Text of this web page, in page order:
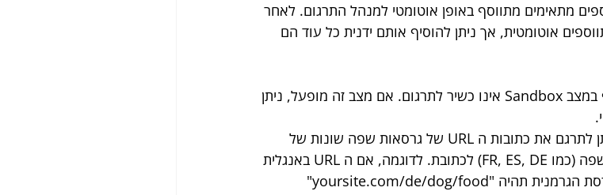
מתאימים מתווסף באופן אוטומטי למנהל התרגום. לאחר
אוטומטית, אך ניתן להוסיף אותם ידנית כל עוד הם
: תוכן שנמצא באוסף במצב Sandbox אינו כשיר לתרגום. אם מצב זה מופעל, ניתן
: לא ניתן לתרגם את כתובות ה URL של גרסאות שפה שונות של
דפים דינמיים. במקום זאת, נוסף קוד שפה (כמו FR, ES, DE) לכתובת. לדוגמה, אם ה URL באנגלית